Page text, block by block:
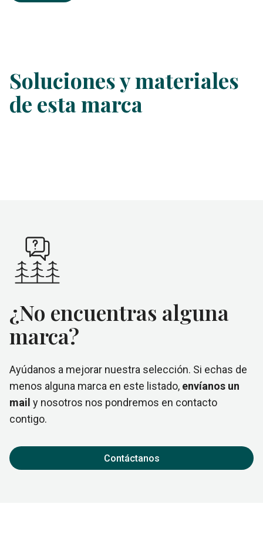
Soluciones y materiales
de esta marca
¿No encuentras alguna
marca?
Ayúdanos a mejorar nuestra selección. Si echas de
menos alguna marca en este listado, envíanos un
mail y nosotros nos pondremos en contacto
contigo.
Contáctanos